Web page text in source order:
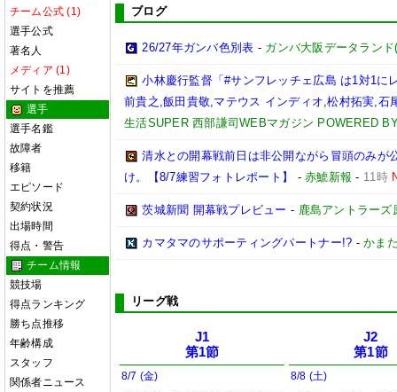
チーム公式 (1)
選手公式
著名人
メディア (1)
サイトを推薦
選手
選手名鑑
故障者
移籍
エピソード
契約状況
出場時間
得点・警告
チーム情報
競技場
得点ランキング
勝ち点推移
年齢構成
スタッフ
関係者ニュース
ブログ
26/27年ガンバ色別表 - ガンバ大阪データラン
小林慶行監督「#サンフレッチェ広島 は1対1に
前貴之,飯田貴敬,マテウス インディオ,松村拓実,石
生活SUPER 西部謙司WEBマガジン POWERED
清水との開幕戦前日は非公開ながら冒頭のみが
け。【8/7練習フォトレポート】
-赤鯱新報 - 11時
茨城新聞 開幕戦プレビュー - 鹿島アントラーズ
カマタマのサポーティングパートナー!? -かま
リーグ戦
J1
第1節
8/7 (金)
J2
第1節
8/8 (土)